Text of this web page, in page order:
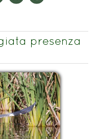
presenza